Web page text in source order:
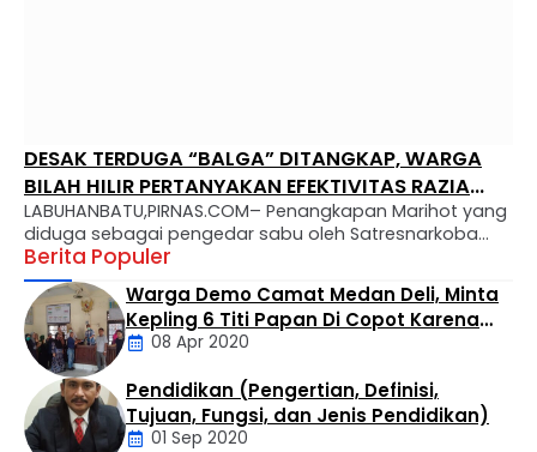
DESAK TERDUGA “BALGA” DITANGKAP, WARGA
BILAH HILIR PERTANYAKAN EFEKTIVITAS RAZIA
NARKOBA
LABUHANBATU,PIRNAS.COM– Penangkapan Marihot yang
diduga sebagai pengedar sabu oleh Satresnarkoba
Polres Labuhanbatu memicu gelombang keresahan
dan desakan dari masyarakat. Warga Kelurahan Negeri
Lama kini menuntut Polsek Bilah Hilir untuk segera
meringkus “Balga”, sosok yang santer disebut sebagai
suplayer sekaligus bandar besar yang mengendalikan
peredaran barang haram tersebut. Marihot diketahui
mengoperasikan bisnis haramnya di wilayah Titi …
Berita Populer
Daerah
Warga Demo Camat Medan Deli, Minta
Kepling 6 Titi Papan Di Copot Karena
Tak Perduli Sama Warganya
08 Apr 2020
Pendidikan (Pengertian, Definisi,
Tujuan, Fungsi, dan Jenis Pendidikan)
01 Sep 2020